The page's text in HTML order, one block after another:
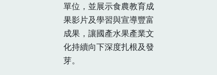
單位，並展示食農教育成
果影片及學習與宣導豐富
成果，讓國產水果產業文
化持續向下深度扎根及發
芽。